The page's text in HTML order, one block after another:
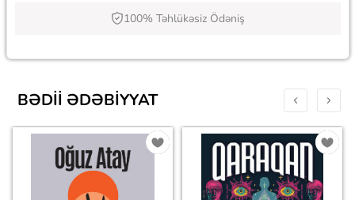
100% Təhlükəsiz Ödəniş
BƏDII ƏDƏBIYYAT